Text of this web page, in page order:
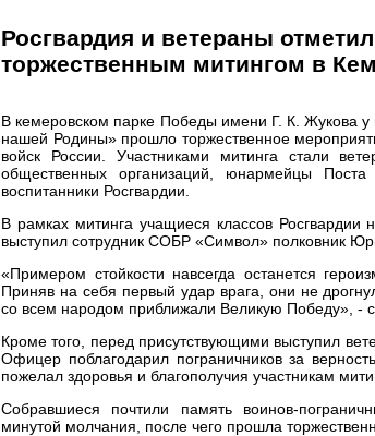
Росгвардия и ветераны
торжественным митингом в
В кемеровском парке Победы имени Г. К. Жукова
нашей Родины» прошло торжественное
войск России. Участниками митинга стали
общественных организаций, юнармейцы
воспитанники Росгвардии.
В рамках митинга учащиеся классов
выступил сотрудник СОБР «Символ» полковник
«Примером стойкости навсегда останется
Приняв на себя первый удар врага, они не
со всем народом приближали Великую Победу», -
Кроме того, перед присутствующими выступил
Офицер поблагодарил пограничников за
пожелал здоровья и благополучия участникам
Собравшиеся почтили память воинов-
минутой молчания, после чего прошла